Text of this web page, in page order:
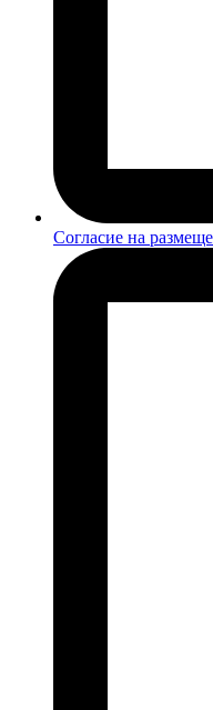
Согласие на